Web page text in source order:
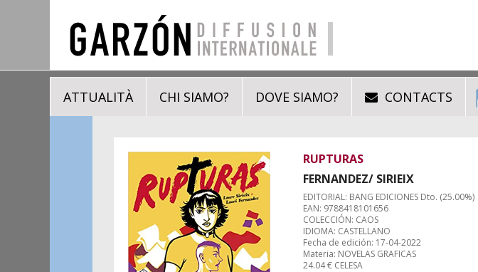
ATTUALITÀ CHI SIAMO? DOVE SIAMO? CONTACTS
RUPTURAS
FERNANDEZ/ SIRIEIX
EDITORIAL: BANG EDICIONES Dto. (25.00%)
EAN: 9788418101656
COLECCIÓN: CAOS
IDIOMA: CASTELLANO
Fecha de edición: 17-04-2022
Materia: NOVELAS GRAFICAS
24.04 € CELESA